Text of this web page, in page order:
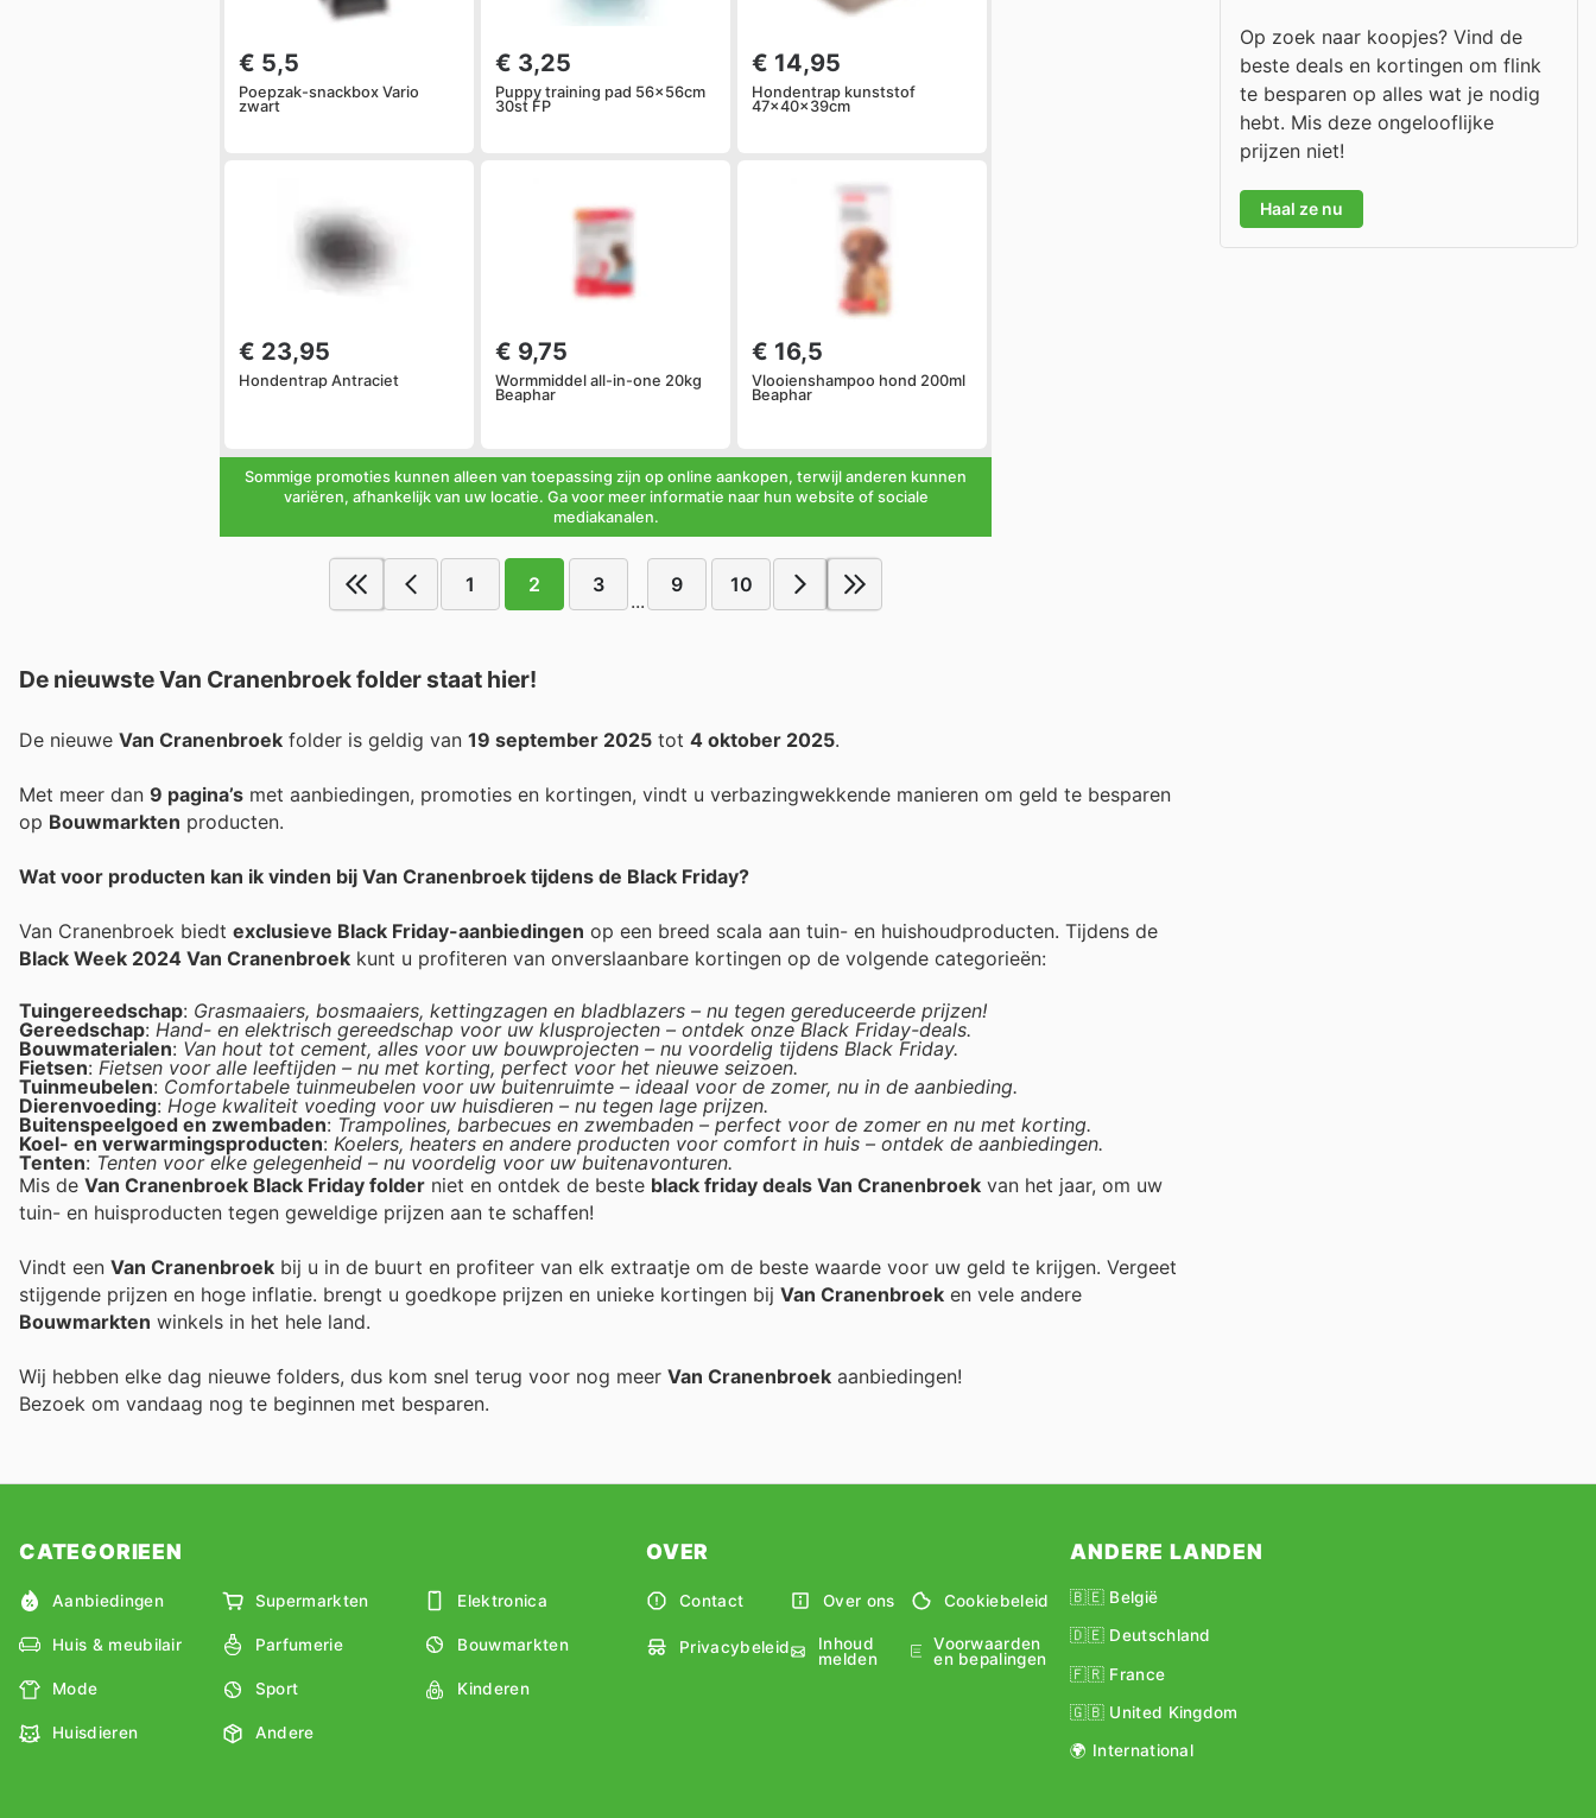
€ 5,5
Poepzak-snackbox Vario
zwart
€ 3,25
Puppy training pad 56x56cm
30st FP
€ 14,95
Hondentrap kunststof
47x40x39cm
€ 23,95
Hondentrap Antraciet
€ 9,75
Wormmiddel all-in-one 20kg
Beaphar
€ 16,5
Vlooienshampoo hond 200ml
Beaphar
Sommige promoties kunnen alleen van toepassing zijn op online aankopen, terwijl anderen kunnen
variëren, afhankelijk van uw locatie. Ga voor meer informatie naar hun website of sociale
mediakanalen.
1 2 3
...
9 10
De nieuwste Van Cranenbroek folder staat hier!
De nieuwe Van Cranenbroek folder is geldig van 19 september 2025 tot 4 oktober 2025.
Met meer dan 9 pagina’s met aanbiedingen, promoties en kortingen, vindt u verbazingwekkende manieren om geld te besparen
op Bouwmarkten producten.
Wat voor producten kan ik vinden bij Van Cranenbroek tijdens de Black Friday?
Van Cranenbroek biedt exclusieve Black Friday-aanbiedingen op een breed scala aan tuin- en huishoudproducten. Tijdens de
Black Week 2024 Van Cranenbroek kunt u profiteren van onverslaanbare kortingen op de volgende categorieën:
Tuingereedschap: Grasmaaiers, bosmaaiers, kettingzagen en bladblazers – nu tegen gereduceerde prijzen!
Gereedschap: Hand- en elektrisch gereedschap voor uw klusprojecten – ontdek onze Black Friday-deals.
Bouwmaterialen: Van hout tot cement, alles voor uw bouwprojecten – nu voordelig tijdens Black Friday.
Fietsen: Fietsen voor alle leeftijden – nu met korting, perfect voor het nieuwe seizoen.
Tuinmeubelen: Comfortabele tuinmeubelen voor uw buitenruimte – ideaal voor de zomer, nu in de aanbieding.
Dierenvoeding: Hoge kwaliteit voeding voor uw huisdieren – nu tegen lage prijzen.
Buitenspeelgoed en zwembaden: Trampolines, barbecues en zwembaden – perfect voor de zomer en nu met korting.
Koel- en verwarmingsproducten: Koelers, heaters en andere producten voor comfort in huis – ontdek de aanbiedingen.
Tenten: Tenten voor elke gelegenheid – nu voordelig voor uw buitenavonturen.
Mis de Van Cranenbroek Black Friday folder niet en ontdek de beste black friday deals Van Cranenbroek van het jaar, om uw
tuin- en huisproducten tegen geweldige prijzen aan te schaffen!
Vindt een Van Cranenbroek bij u in de buurt en profiteer van elk extraatje om de beste waarde voor uw geld te krijgen. Vergeet
stijgende prijzen en hoge inflatie. brengt u goedkope prijzen en unieke kortingen bij Van Cranenbroek en vele andere
Bouwmarkten winkels in het hele land.
Wij hebben elke dag nieuwe folders, dus kom snel terug voor nog meer Van Cranenbroek aanbiedingen!
Bezoek om vandaag nog te beginnen met besparen.
Op zoek naar koopjes? Vind de
beste deals en kortingen om flink
te besparen op alles wat je nodig
hebt. Mis deze ongelooflijke
prijzen niet!
Haal ze nu
CATEGORIEEN
Aanbiedingen Supermarkten Elektronica
Huis & meubilair Parfumerie Bouwmarkten
Mode Sport Kinderen
Huisdieren Andere
OVER
Contact Over ons Cookiebeleid
Privacybeleid
Inhoud
melden
Voorwaarden
en bepalingen
ANDERE LANDEN
🇧🇪 België
🇩🇪 Deutschland
🇫🇷 France
🇬🇧 United Kingdom
🌍 International